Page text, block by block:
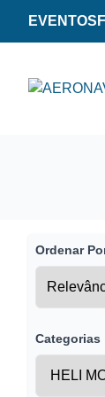
EVENTOS
Ordenar
Categorias